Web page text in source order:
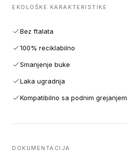
EKOLOŠKE KARAKTERISTIKE
Bez ftalata
100% reciklabilno
Smanjenje buke
Laka ugradnja
Kompatibilno sa podnim grejanjem
DOKUMENTACIJA